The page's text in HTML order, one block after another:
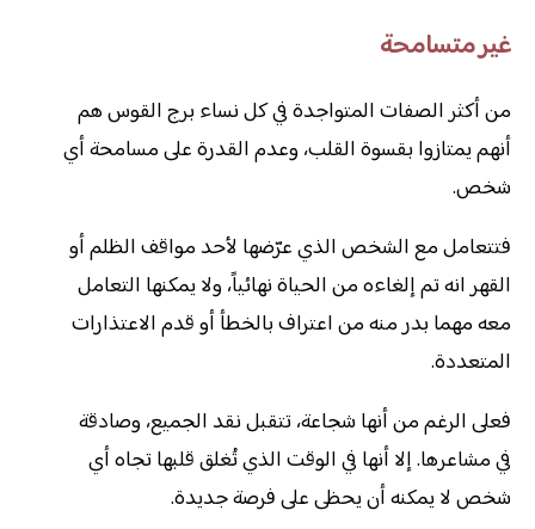
غير متسامحة
من أكثر الصفات المتواجدة في كل نساء برج القوس هم
أنهم يمتازوا بقسوة القلب، وعدم القدرة على مسامحة أي
شخص.
فتتعامل مع الشخص الذي عرّضها لأحد مواقف الظلم أو
القهر انه تم إلغاءه من الحياة نهائياً، ولا يمكنها التعامل
معه مهما بدر منه من اعتراف بالخطأ أو قدم الاعتذارات
المتعددة.
فعلى الرغم من أنها شجاعة، تتقبل نقد الجميع، وصادقة
في مشاعرها. إلا أنها في الوقت الذي تُغلق قلبها تجاه أي
شخص لا يمكنه أن يحظى على فرصة جديدة.